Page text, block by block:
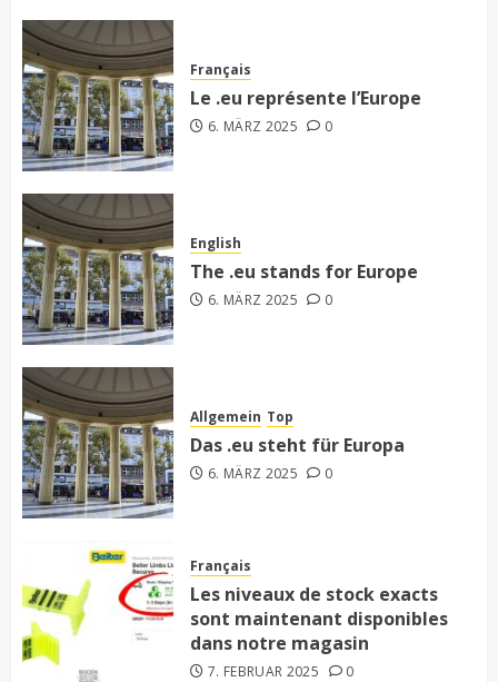
Français
Le .eu représente l’Europe
6. MÄRZ 2025 0
English
The .eu stands for Europe
6. MÄRZ 2025 0
Allgemein Top
Das .eu steht für Europa
6. MÄRZ 2025 0
Français
Les niveaux de stock exacts
sont maintenant disponibles
dans notre magasin
7. FEBRUAR 2025 0